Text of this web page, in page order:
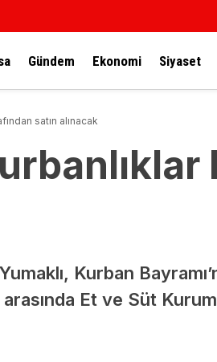
Gündem Ekonomi Siyaset
satın alınacak
Kurban
Et ve Süt